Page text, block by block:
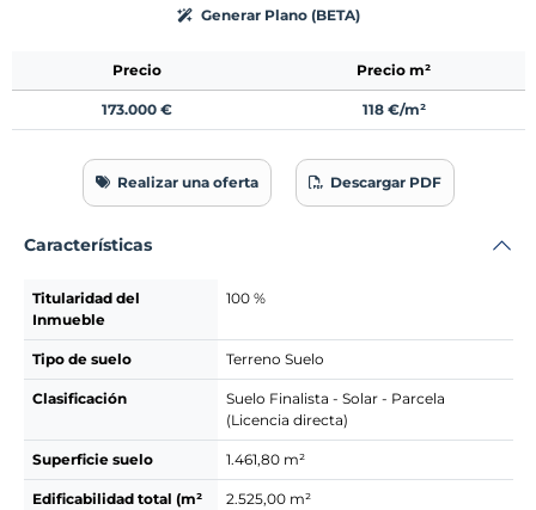
Generar Plano (BETA)
Precio Precio m²
173.000 € 118 €/m²
Realizar una oferta Descargar PDF
Características
Titularidad del
Inmueble
100 %
Tipo de suelo Terreno Suelo
Clasificación
Suelo Finalista - Solar - Parcela
(Licencia directa)
Superficie suelo 1.461,80 m²
Edificabilidad total (m²
2.525,00 m²